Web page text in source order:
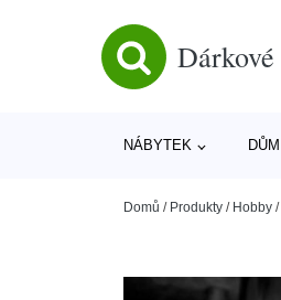
NÁBYTEK
Domů / Produkty / Hobby /